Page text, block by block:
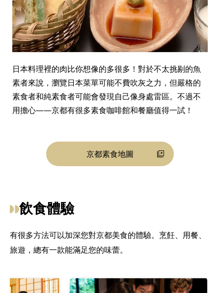
日本料理裡的肉比你想像的多很多！對於不太挑剔的魚
素者來說，瀏覽日本菜單可能不費吹灰之力，但嚴格的
素食者和純素食者可能會發現自己像身處雷區。不過不
用擔心——京都有很多素食咖啡館和餐廳值得一試！
京都素食地圖
飲食體驗
有很多方法可以加深您對京都美食的體驗。烹飪、用餐、
旅遊，總有一款能滿足您的味蕾。